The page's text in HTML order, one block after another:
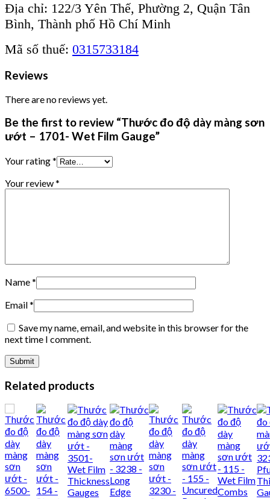
Địa chỉ: 122/3 Yên Thế, Phường 2, Quận Tân
Bình, Thành phố Hồ Chí Minh
Mã số thuế: 0315733184
Reviews
There are no reviews yet.
Be the first to review “Thước đo độ dày màng sơn
ướt – 1701- Wet Film Gauge”
Your rating*
Your review*
Name*
Email*
Save my name, email, and website in this browser for the
next time I comment.
Related products